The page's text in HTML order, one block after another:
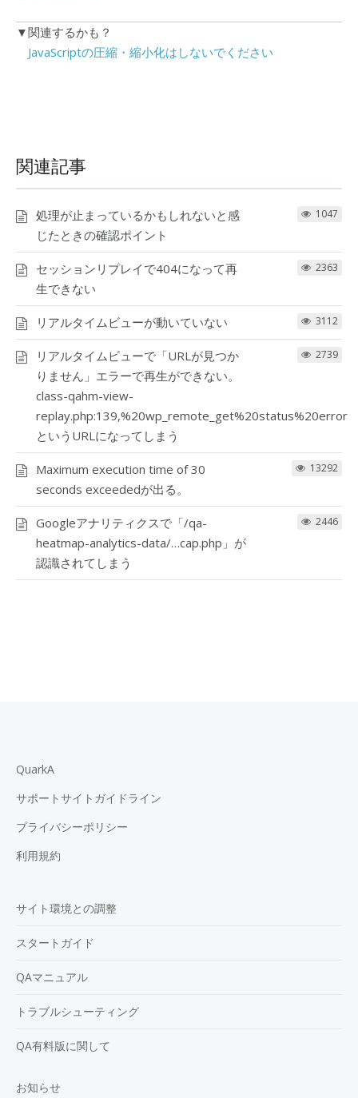
▼関連するかも？
JavaScriptの圧縮・縮小化はしないでください
関連記事
処理が止まっているかもしれないと感
じたときの確認ポイント
1047
セッションリプレイで404になって再
生できない
2363
リアルタイムビューが動いていない 3112
リアルタイムビューで「URLが見つか
りません」エラーで再生ができない。
class-qahm-view-
replay.php:139,%20wp_remote_get%20status%20error
というURLになってしまう
2739
Maximum execution time of 30
seconds exceededが出る。
13292
Googleアナリティクスで「/qa-
heatmap-analytics-data/…cap.php」が
認識されてしまう
2446
QuarkA
サポートサイトガイドライン
プライバシーポリシー
利用規約
サイト環境との調整
スタートガイド
QAマニュアル
トラブルシューティング
QA有料版に関して
お知らせ